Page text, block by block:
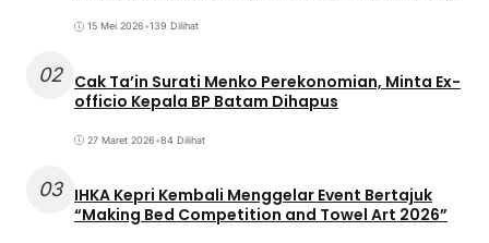
15 Mei 2026•139 Dilihat
02 Cak Ta’in Surati Menko Perekonomian, Minta Ex-
officio Kepala BP Batam Dihapus
27 Maret 2026•84 Dilihat
03 IHKA Kepri Kembali Menggelar Event Bertajuk
“Making Bed Competition and Towel Art 2026”